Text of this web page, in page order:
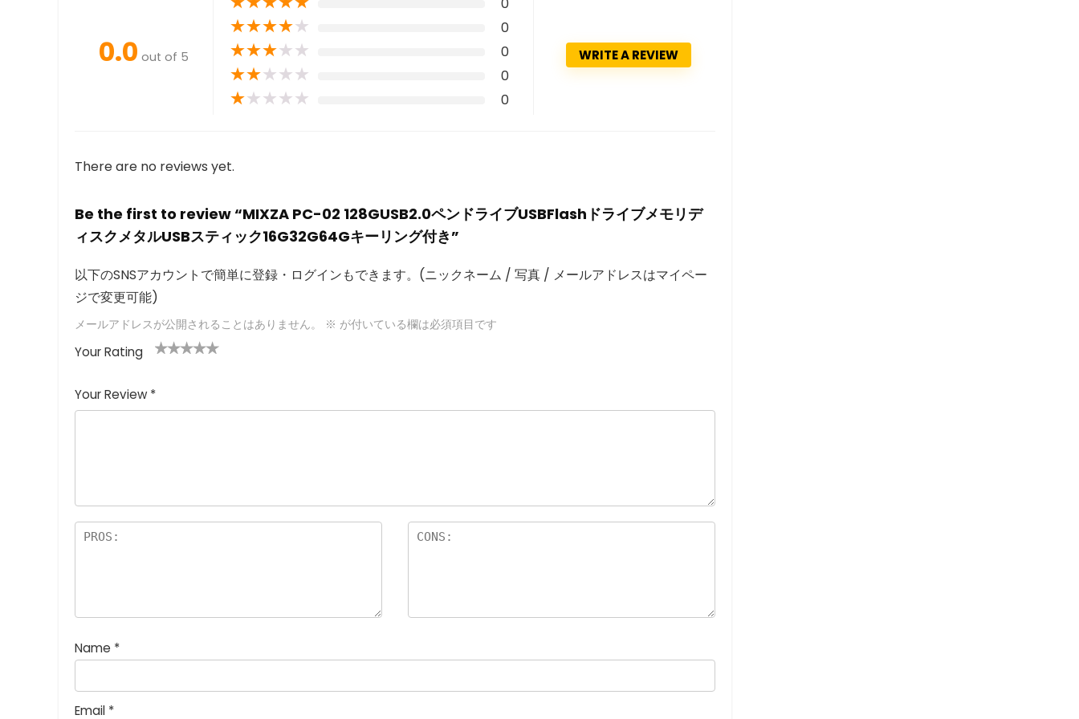
0.0 out of 5
★★★★★ 0
★★★★★ 0
★★★★★ 0
★★★★★ 0
WRITE A REVIEW
There are no reviews yet.
Be the first to review “MIXZA PC-02 128GUSB2.0ペンドライブUSBFlashドライブメモリデ
ィスクメタルUSBスティック16G32G64Gキーリング付き”
以下のSNSアカウントで簡単に登録・ログインもできます。(ニックネーム / 写真 / メールアドレスはマイペー
ジで変更可能)
メールアドレスが公開されることはありません。 ※ が付いている欄は必須項目です
Your Rating
つ
星
価
星
(最
(最高
評価:
(最高評
価: 5つ
高評価: 5
つ星)
Your Review *
Name *
Email *